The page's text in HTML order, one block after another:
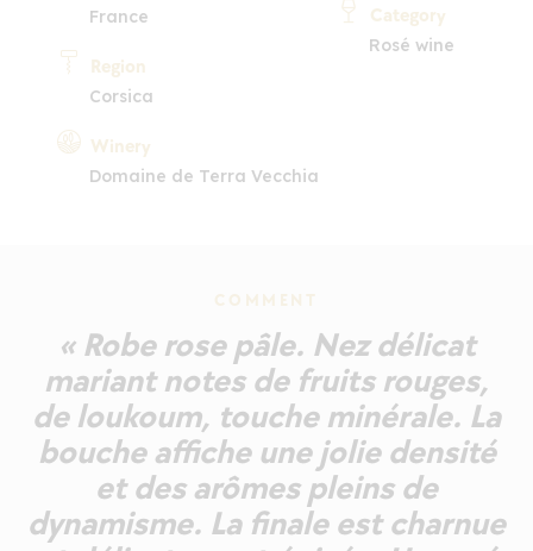
France
Region
Corsica
Winery
Domaine de Terra Vecchia
Category
Rosé wine
COMMENT
« Robe rose pâle. Nez délicat
mariant notes de fruits rouges,
de loukoum, touche minérale. La
bouche affiche une jolie densité
et des arômes pleins de
dynamisme. La finale est charnue